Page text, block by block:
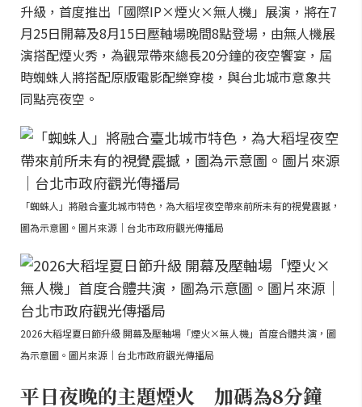
升級，首度推出「國際IP×煙火×無人機」展演，將在7
月25日開幕及8月15日壓軸場晚間8點登場，由無人機展
演搭配煙火秀，為觀眾帶來總長20分鐘的夜空饗宴，屆
時蜘蛛人將搭配原版電影配樂穿梭，與台北城市意象共
同點亮夜空。
「蜘蛛人」將融合臺北城市特色，為大稻埕夜空帶來前所未有的視覺震撼，
圖為示意圖。圖片來源｜台北市政府觀光傳播局
2026大稻埕夏日節升級 開幕及壓軸場「煙火×無人機」首度合體共演，圖
為示意圖。圖片來源｜台北市政府觀光傳播局
平日夜晚的主題煙火 加碼為8分鐘